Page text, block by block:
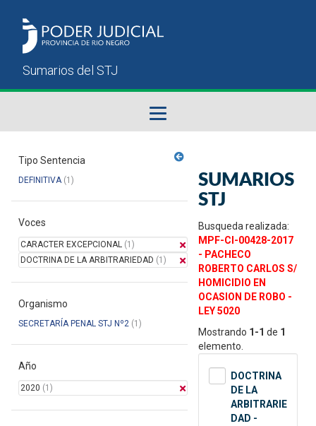
Sumarios del STJ
Manual del Usuario
Tipo Sentencia
DEFINITIVA(1)
Voces
CARACTER EXCEPCIONAL (1)
DOCTRINA DE LA ARBITRARIEDAD (1)
Organismo
SECRETARÍA PENAL STJ Nº2 (1)
Año
2020 (1)
SUMARIOS
STJ
Busqueda realizada:
MPF-CI-00428-2017
- PACHECO
ROBERTO CARLOS S/
HOMICIDIO EN
OCASION DE ROBO -
LEY 5020
Mostrando 1-1 de 1
elemento.
DOCTRINA
DE LA
ARBITRARIE
DAD -